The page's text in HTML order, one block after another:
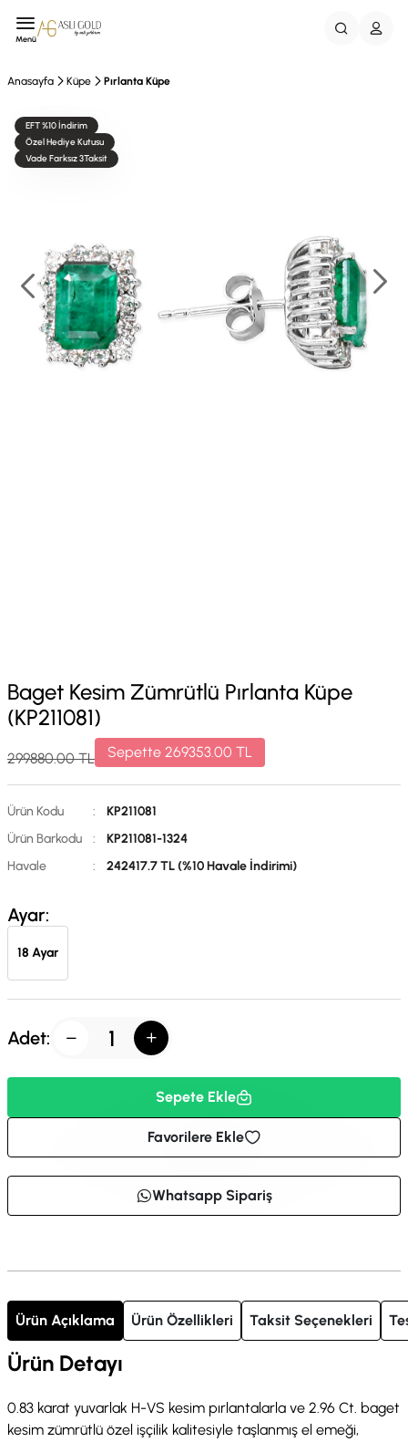
Menü
Anasayfa Küpe Pırlanta Küpe
EFT %10 İndirim
Özel Hediye Kutusu
Vade Farksız 3Taksit
Baget Kesim Zümrütlü Pırlanta Küpe
(KP211081)
299880.00TL Sepette 269353.00 TL
Ürün Kodu :
KP211081
Ürün Barkodu
:
KP211081-1324
Havale
: 242417.7 TL (%10 Havale İndirimi)
Ayar:
18 Ayar
Adet:
Sepete Ekle
Favorilere Ekle
Whatsapp Sipariş
Ürün Açıklama Ürün Özellikleri Taksit Seçenekleri
Ürün Detayı
0.83 karat yuvarlak H-VS kesim pırlantalarla ve 2.96 Ct. baget
kesim zümrütlü özel işçilik kalitesiyle taşlanmış el emeği,